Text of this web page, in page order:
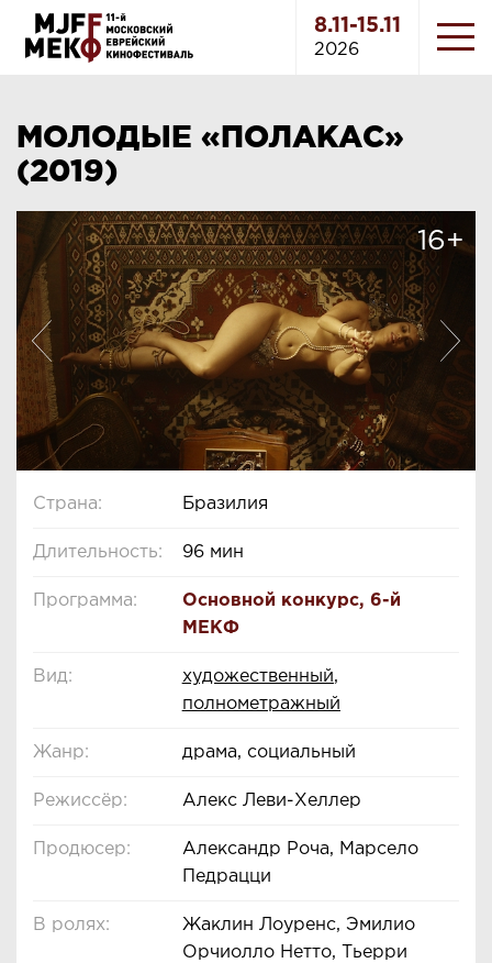
8.11-15.11
2026
МОЛОДЫЕ «ПОЛАКАС»
(2019)
16+
Страна: Бразилия
Длительность: 96 мин
Программа: Основной конкурс, 6-й
МЕКФ
Вид: художественный,
полнометражный
Жанр: драма, социальный
Режиссёр: Алекс Леви-Хеллер
Продюсер:
Александр Роча, Марсело
Педрацци
В ролях:
Жаклин Лоуренс, Эмилио
Орчиолло Нетто, Тьерри